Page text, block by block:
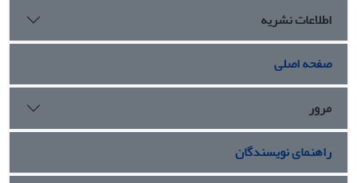
اطلاعات نشریه
صفحه اصلی
مرور
راهنمای نویسندگان